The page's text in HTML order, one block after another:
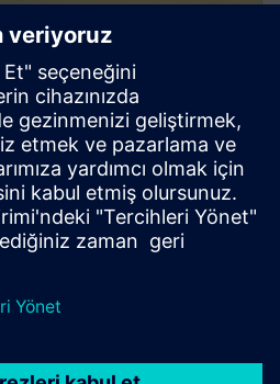
CCM+ software
with multiphysics
(CFD) software for